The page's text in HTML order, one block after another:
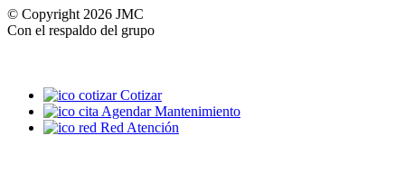
© Copyright 2026 JMC
Con el respaldo del grupo
Cotizar
Agendar Mantenimiento
Red Atención